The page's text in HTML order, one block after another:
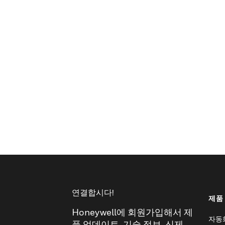
연결합시다!
Honeywell에 회원가입해서 제
제품
자동